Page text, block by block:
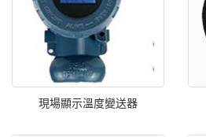
現場顯示溫度變送器